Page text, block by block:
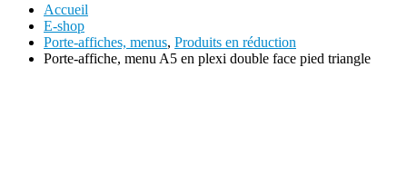
Accueil
E-shop
Porte-affiches, menus, Produits en réduction
Porte-affiche, menu A5 en plexi double face pied triangle